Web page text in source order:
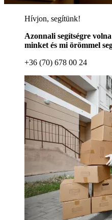
Hívjon, segítünk!
Azonnali segítségre
minket és mi örömmel
+36 (70) 678 00 24